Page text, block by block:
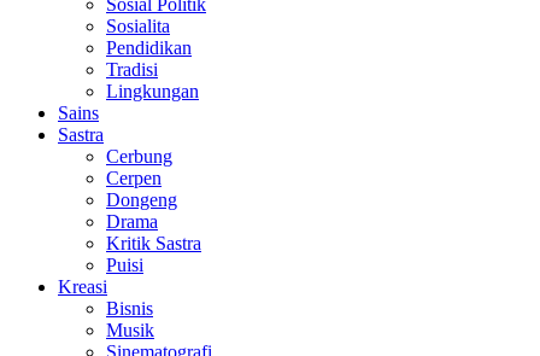
Sosial Politik
Sosialita
Pendidikan
Tradisi
Lingkungan
Sains
Sastra
Cerbung
Cerpen
Dongeng
Drama
Kritik Sastra
Puisi
Kreasi
Bisnis
Musik
Sinematografi